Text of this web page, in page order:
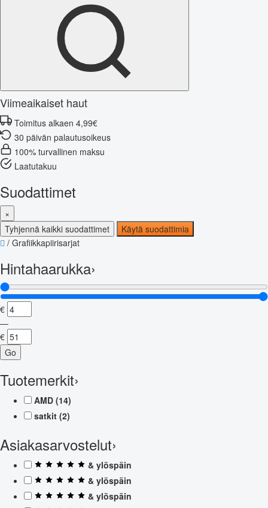
Viimeaikaiset haut
Toimitus alkaen 4,99€
30 päivän palautusoikeus
100% turvallinen maksu
Laatutakuu
Suodattimet
×
Tyhjennä kaikki suodattimet
Käytä suodattimia
/ Grafiikkapiirisarjat
Hintahaarukka›
€
—
€
Go
Tuotemerkit›
AMD (14)
satkit (2)
Asiakasarvostelut›
& ylöspäin
& ylöspäin
& ylöspäin